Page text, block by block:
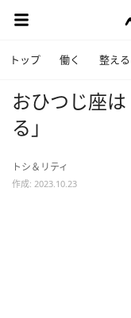
トップ 働く 整える
おひつじ座
る」
トシ＆リティ
作成: 2023.10.23